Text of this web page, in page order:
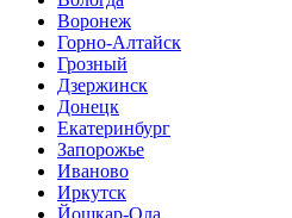
Воронеж
Горно-Алтайск
Грозный
Дзержинск
Донецк
Екатеринбург
Запорожье
Иваново
Иркутск
Йошкар-Ола